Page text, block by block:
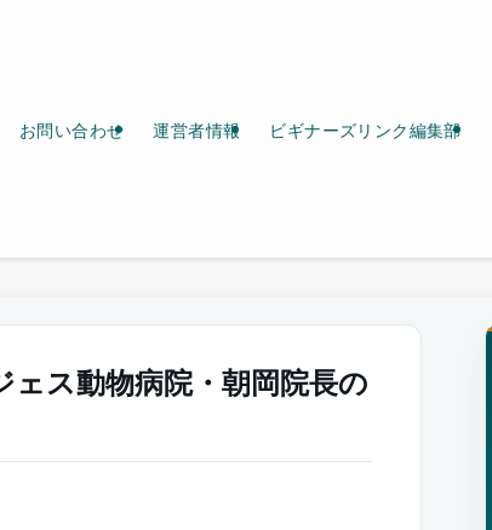
お問い合わせ 運営者情報 ビギナーズリンク編集部
ス動物病院・朝岡院長の